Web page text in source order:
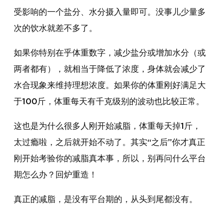
受影响的一个盐分、水分摄入量即可。没事儿少量多
次的饮水就差不多了。
如果你特别在乎体重数字，减少盐分或增加水分（或
两者都有），就相当于降低了浓度，身体就会减少了
水合现象来维持理想浓度。如果你的体重刚好满足大
于100斤，体重每天有千克级别的波动也比较正常。
这也是为什么很多人刚开始减脂，体重每天掉1斤，
太过瘾啦，之后就开始不动了。其实“之后”你才真正
刚开始考验你的减脂真本事，所以，别再问什么平台
期怎么办？回炉重造！
真正的减脂，是没有平台期的，从头到尾都没有。